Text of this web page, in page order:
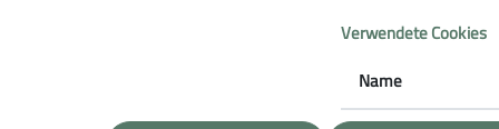
Verwendete Cookies
Name